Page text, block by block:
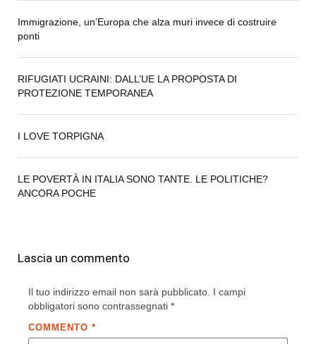
Immigrazione, un’Europa che alza muri invece di costruire
ponti
RIFUGIATI UCRAINI: DALL’UE LA PROPOSTA DI
PROTEZIONE TEMPORANEA
I LOVE TORPIGNA
LE POVERTÀ IN ITALIA SONO TANTE. LE POLITICHE?
ANCORA POCHE
Lascia un commento
Il tuo indirizzo email non sarà pubblicato. I campi
obbligatori sono contrassegnati *
COMMENTO *